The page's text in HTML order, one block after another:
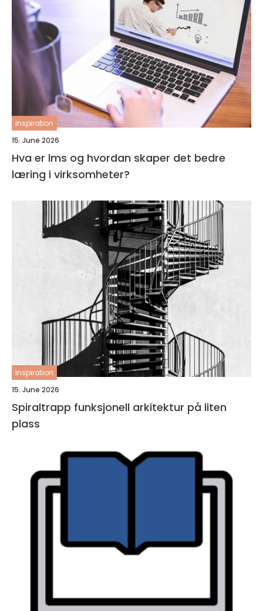
inspiration
15. June 2026
Hva er lms og hvordan skaper det bedre
læring i virksomheter?
inspiration
15. June 2026
Spiraltrapp funksjonell arkitektur på liten
plass